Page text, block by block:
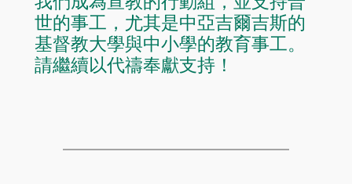
世的事工，尤其是中亞吉爾吉斯的
基督教大學與中小學的教育事工。
請繼續以代禱奉獻支持！